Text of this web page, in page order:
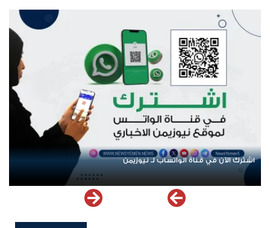
اشترك الآن في قناة الواتساب لـ نيوزيمن